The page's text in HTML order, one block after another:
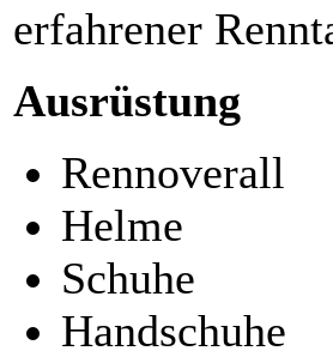
erfahrener
Ausrüstung
Rennoverall
Helme
Schuhe
Handschuhe